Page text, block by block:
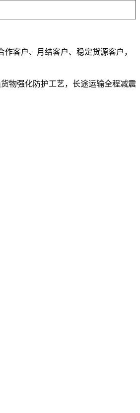
客户、月结客户、稳定货源客户，
物强化防护工艺，长途运输全程减震